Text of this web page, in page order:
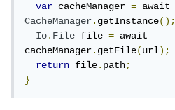
var cacheManager =
CacheManager.getInstance();
Io.File file = await
cacheManager.getFile(url);
return file.path;
}